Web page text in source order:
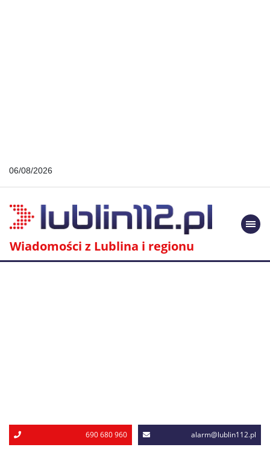
06/08/2026
Wiadomości z Lublina i regionu
690 680 960 alarm@lublin112.pl